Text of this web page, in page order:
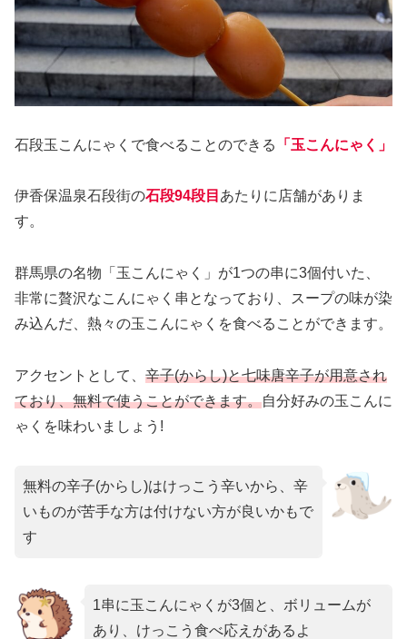
石段玉こんにゃくで食べることのできる 「玉こんにゃく」
伊香保温泉石段街の石段94段目 あたりに店舗がありま
す。
群馬県の名物「玉こんにゃく」が1つの串に3個付いた、
非常に贅沢なこんにゃく串となっており、スープの味が染
み込んだ、熱々の玉こんにゃくを食べることができます。
アクセントとして、 辛子(からし)と七味唐辛子が用意され
ており、無料で使うことができます。自分好みの玉こんに
ゃくを味わいましょう!
無料の辛子(からし)はけっこう辛いから、辛
いものが苦手な方は付けない方が良いかもで
す
1串に玉こんにゃくが3個と、ボリュームが
あり、けっこう食べ応えがあるよ